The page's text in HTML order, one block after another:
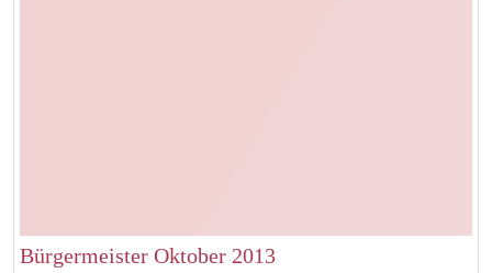
Bürgermeister Oktober 2013